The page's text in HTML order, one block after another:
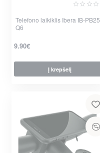
Telefono laikiklis Ibera IB-PB25
Q6
9.90€
Į krepšelį